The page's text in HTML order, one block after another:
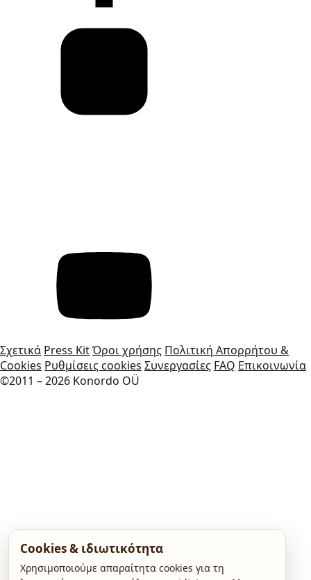
Σχετικά Press KitΌροι χρήσης Πολιτική Απορρήτου &
Cookies Ρυθμίσεις cookies Συνεργασίες FAQ Επικοινωνία
©2011 – 2026 Konordo OÜ
Cookies & ιδιωτικότητα
Χρησιμοποιούμε απαραίτητα cookies για τη